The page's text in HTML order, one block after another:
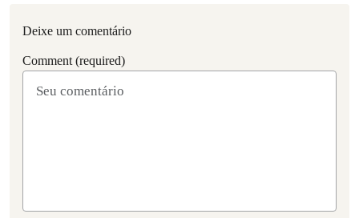
Deixe um comentário
Comment (required)